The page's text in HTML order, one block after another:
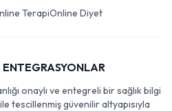
TerapiOnline Diyet
ENTEGRASYONLAR
onaylı ve entegreli bir sağlık bilgi
tescillenmiş güvenilir altyapısıyla